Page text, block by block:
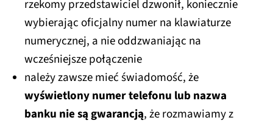
rzekomy przedstawiciel dzwonił, koniecznie
wybierając oficjalny numer na klawiaturze
numerycznej, a nie oddzwaniając na
wcześniejsze połączenie
należy zawsze mieć świadomość, że
wyświetlony numer telefonu lub nazwa
banku nie są gwarancją, że rozmawiamy z